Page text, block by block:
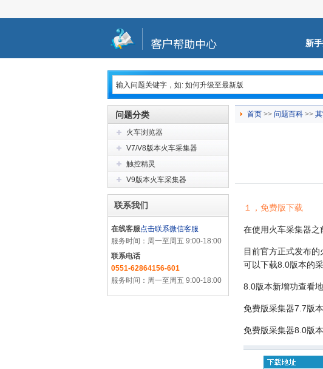
新
问题分类
火车浏览器
V7/V8版本火车采集器
触控精灵
V9版本火车采集器
联系我们
在线客服点击联系微信客服
服务时间：周一至周五 9:00-18:00
联系电话
0551-62864156-601
服务时间：周一至周五 9:00-18:00
首页 >> 问题百科 >>
１，免费版下载
在使用火车采集器之
目前官方正式发布
可以下载8.0版本的采
8.0版本新增功查看地
免费版采集器7.7版
免费版采集器8.0版